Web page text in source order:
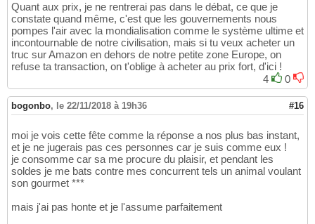
Quant aux prix, je ne rentrerai pas dans le débat, ce que je
constate quand même, c'est que les gouvernements nous
pompes l'air avec la mondialisation comme le système ultime et
incontournable de notre civilisation, mais si tu veux acheter un
truc sur Amazon en dehors de notre petite zone Europe, on
refuse ta transaction, on t'oblige à acheter au prix fort, d'ici !
4
0
bogonbo, le 22/11/2018 à 19h36 #16
moi je vois cette fête comme la réponse a nos plus bas instant,
et je ne jugerais pas ces personnes car je suis comme eux !
je consomme car sa me procure du plaisir, et pendant les
soldes je me bats contre mes concurrent tels un animal voulant
son gourmet ***
mais j'ai pas honte et je l'assume parfaitement